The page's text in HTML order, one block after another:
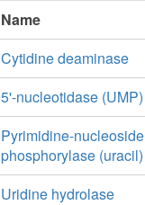
Name
Cytidine deaminase
5'-nucleotidase (UMP)
Pyrimidine-nucleoside
phosphorylase (uracil)
Uridine hydrolase